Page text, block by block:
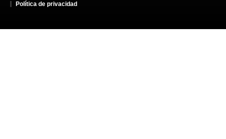
Política de privacidad